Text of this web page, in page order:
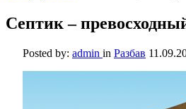
Септик –
Posted by: admin in Разбав